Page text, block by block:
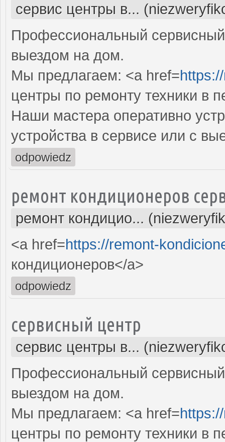
сервис центры в...
Профессиональный
выездом на дом.
Мы предлагаем: <a href=
центры по ремонту техники в
Наши мастера оперативно
устройства в сервисе или с
odpowiedz
ремонт кондиционеров
ремонт кондицио...
<a href=https://remont-
кондиционеров</a>
odpowiedz
сервисный центр
сервис центры в...
Профессиональный
выездом на дом.
Мы предлагаем: <a href=
центры по ремонту техники в